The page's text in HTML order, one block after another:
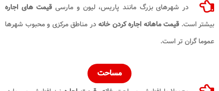
در شهرهای بزرگ مانند پاریس، لیون و مارسیقیمت های اجاره
بیشتر است.قیمت ماهانه اجاره کردن خانهدر مناطق مرکزی و محبوب شهرها
عموما گران تر است.
مساحت